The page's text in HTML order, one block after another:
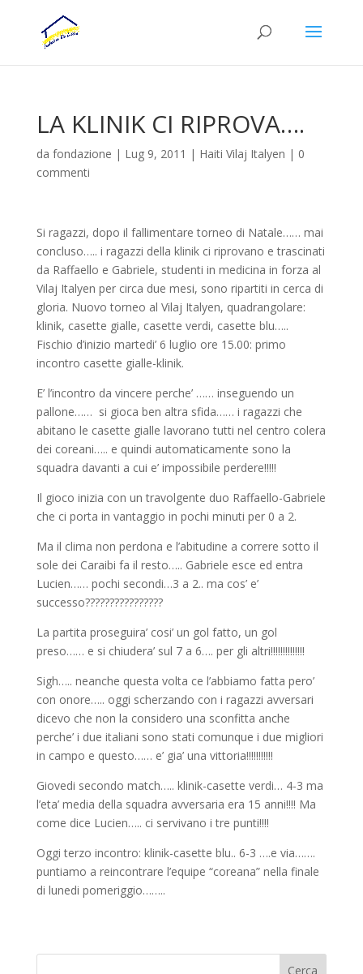
LA KLINIK CI RIPROVA….
da fondazione | Lug 9, 2011 | Haiti Vilaj Italyen | 0
commenti
Si ragazzi, dopo il fallimentare torneo di Natale…… mai
concluso….. i ragazzi della klinik ci riprovano e trascinati
da Raffaello e Gabriele, studenti in medicina in forza al
Vilaj Italyen per circa due mesi, sono ripartiti in cerca di
gloria. Nuovo torneo al Vilaj Italyen, quadrangolare:
klinik, casette gialle, casette verdi, casette blu…..
Fischio d’inizio martedi’ 6 luglio ore 15.00: primo
incontro casette gialle-klinik.
E’ l’incontro da vincere perche’ …… inseguendo un
pallone…… si gioca ben altra sfida…… i ragazzi che
abitano le casette gialle lavorano tutti nel centro colera
dei coreani….. e quindi automaticamente sono la
squadra davanti a cui e’ impossibile perdere!!!!!
Il gioco inizia con un travolgente duo Raffaello-Gabriele
che ci porta in vantaggio in pochi minuti per 0 a 2.
Ma il clima non perdona e l’abitudine a correre sotto il
sole dei Caraibi fa il resto….. Gabriele esce ed entra
Lucien…… pochi secondi…3 a 2.. ma cos’ e’
successo????????????????
La partita proseguira’ cosi’ un gol fatto, un gol
preso…… e si chiudera’ sul 7 a 6…. per gli altri!!!!!!!!!!!!!!
Sigh….. neanche questa volta ce l’abbiamo fatta pero’
con onore….. oggi scherzando con i ragazzi avversari
dicevo che non la considero una sconfitta anche
perche’ i due italiani sono stati comunque i due migliori
in campo e questo…… e’ gia’ una vittoria!!!!!!!!!!!
Giovedi secondo match….. klinik-casette verdi… 4-3 ma
l’eta’ media della squadra avversaria era 15 anni!!!! Ma
come dice Lucien….. ci servivano i tre punti!!!!
Oggi terzo incontro: klinik-casette blu.. 6-3 ….e via…….
puntiamo a reincontrare l’equipe “coreana” nella finale
di lunedi pomeriggio……..